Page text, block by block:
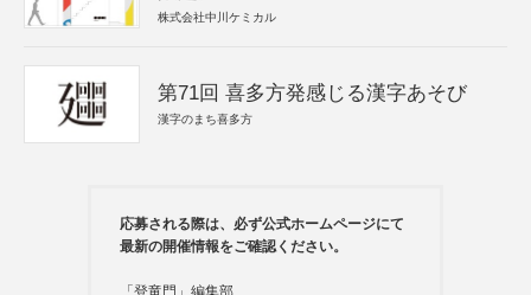
株式会社中川ケミカル
第71回 喜多方発感じる漢字あそび
漢字のまち喜多方
応募される際は、必ず公式ホームページにて
最新の開催情報をご確認ください。
「登竜門」編集部